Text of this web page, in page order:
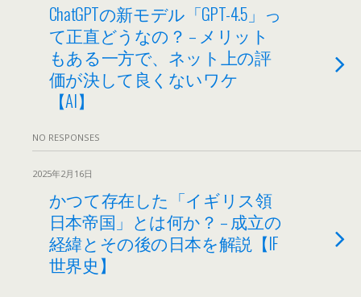
ChatGPTの新モデル「GPT-4.5」っ
て正直どうなの？ – メリット
もある一方で、ネット上の評
価が決して良くないワケ
【AI】
NO RESPONSES
2025年2月16日
かつて存在した「イギリス領
日本帝国」とは何か？ – 成立の
経緯とその後の日本を解説【IF
世界史】